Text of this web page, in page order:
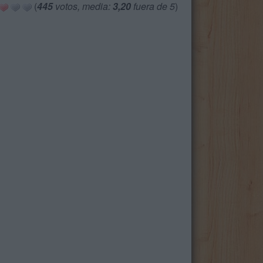
(445votos, media: 3,20 fuera de 5)